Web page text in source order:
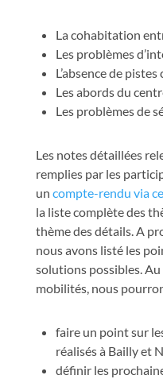
La cohabitation
Les problèmes
L’absence de
Les abords du
Les problèmes de
Les notes détaillées
remplies par les
un compte-rendu via
la liste complète des
thème des détails. A
nous avons listé les
solutions possibles.
mobilités, nous
faire un point sur
réalisés à Bailly et
définir les